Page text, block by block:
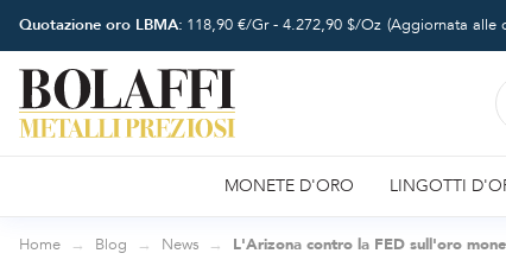
Quotazione oro LBMA: 118,90 €/Gr - 4.272,90 $/Oz (Aggiornata alle
MONETE D'ORO LINGOTTI
Home Blog News L'Arizona contro la FED sull'oro